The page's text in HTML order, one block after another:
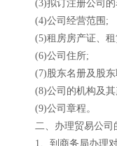
(3)拟订注册公司的
(4)公司经营范围;
(5)租房房产证、租
(6)公司住所;
(7)股东名册及股东
(8)公司的机构及其
(9)公司章程。
二、办理贸易公司
1、到商务局办理对